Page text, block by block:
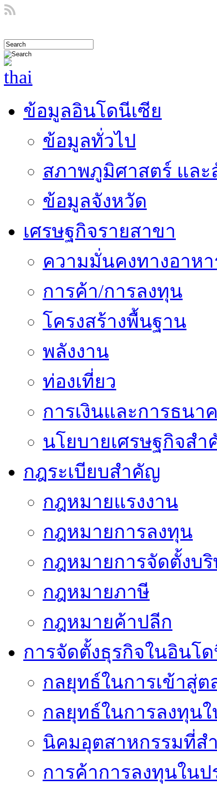
ข้อมูลอินโดนีเซีย
ข้อมูลทั่วไป
สภาพภูมิศาสตร์ แล
ข้อมูลจังหวัด
เศรษฐกิจรายสาขา
ความมั่นคงทางอาหา
การค้า/การลงทุน
โครงสร้างพื้นฐาน
พลังงาน
ท่องเที่ยว
การเงินและการธนา
นโยบายเศรษฐกิจส
กฎระเบียบสำคัญ
กฎหมายแรงงาน
กฎหมายการลงทุน
กฎหมายการจัดตั้งบ
กฎหมายภาษี
กฎหมายค้าปลีก
การจัดตั้งธุรกิจในอินโ
กลยุทธ์ในการเข้าสู่
กลยุทธ์ในการลงทุน
นิคมอุตสาหกรรมที่ส
การค้าการลงทุนในป